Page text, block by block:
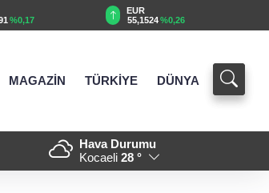
%0,26
GBP
64,3881 %0,35
MAGAZİN TÜRKİYE DÜNYA
17:32 - İlaç denetiminde
Hava Durumu
Kocaeli 28 °